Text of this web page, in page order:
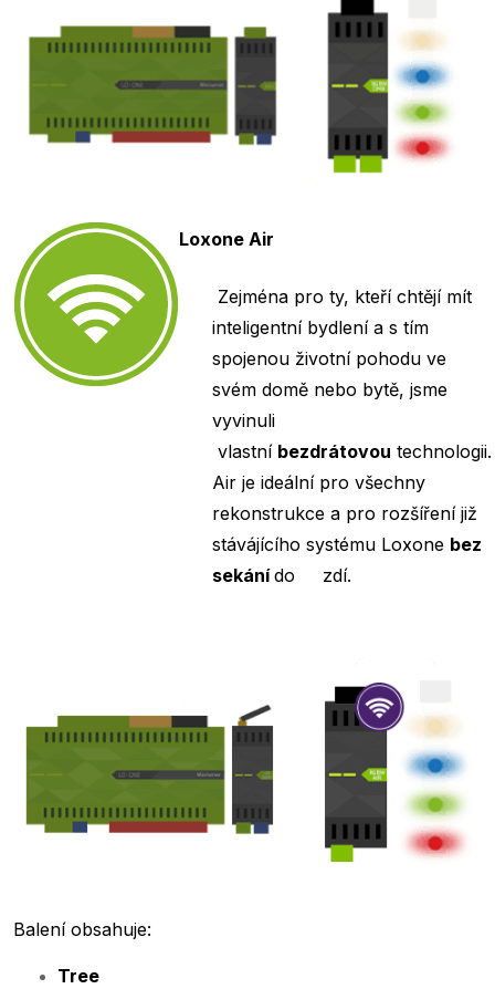
Loxone Air
Zejména pro ty, kteří chtějí mít
inteligentní bydlení a s tím
spojenou životní pohodu ve
svém domě nebo bytě, jsme
vyvinuli
vlastní bezdrátovou
Air je ideální pro všechny
rekonstrukce a pro rozšíření již
stávájícího systému Loxone bez
sekánído zdí.
Balení obsahuje:
Tree